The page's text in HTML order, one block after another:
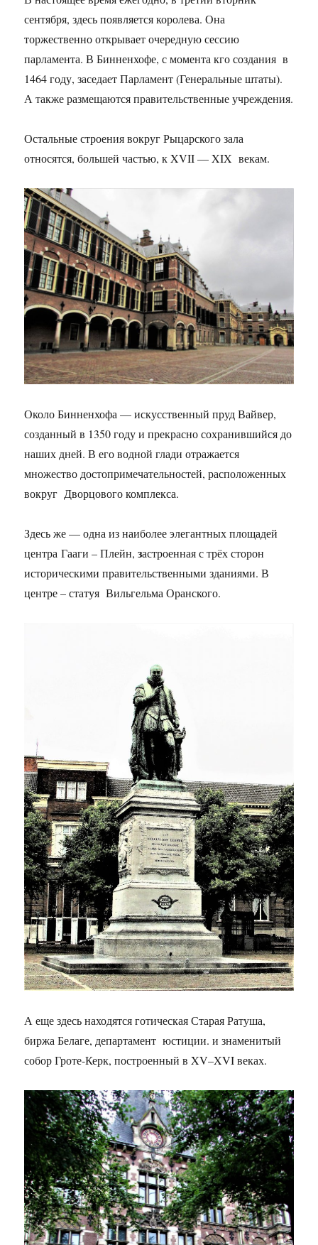
сентября, здесь появляется королева. Она
торжественно открывает очередную сессию
парламента. В Бинненхофе, с момента кго создания в
1464 году, заседает Парламент (Генеральные штаты).
А также размещаются правительственные учреждения.
Остальные строения вокруг Рыцарского зала
относятся, большей частью, к XVII — XIX векам.
Около Бинненхофа — искусственный пруд Вайвер,
созданный в 1350 году и прекрасно сохранившийся до
наших дней. В его водной глади отражается
множество достопримечательностей, расположенных
вокруг Дворцового комплекса.
Здесь же — одна из наиболее элегантных площадей
центра Гааги – Плейн, застроенная с трёх сторон
историческими правительственными зданиями. В
центре – статуя Вильгельма Оранского.
А еще здесь находятся готическая Старая Ратуша,
биржа Белаге, департамент юстиции. и знаменитый
собор Гроте-Керк, построенный в XV–XVI веках.